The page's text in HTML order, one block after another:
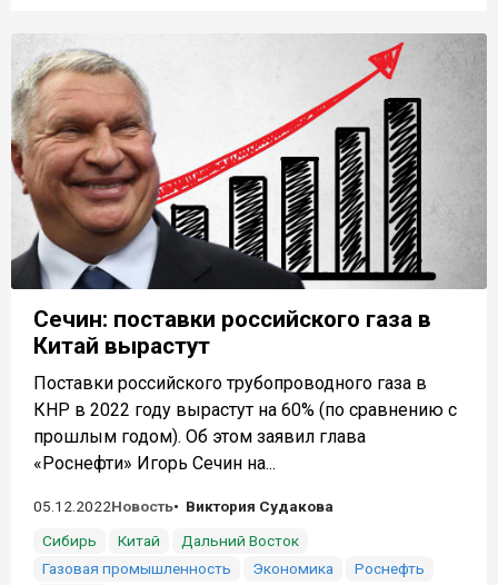
Сечин: поставки российского газа в
Китай вырастут
Поставки российского трубопроводного газа в
КНР в 2022 году вырастут на 60% (по сравнению с
прошлым годом). Об этом заявил глава
«Роснефти» Игорь Сечин на...
05.12.2022Новость
Виктория Судакова
Сибирь
Китай
Дальний Восток
Газовая промышленность
Экономика
Роснефть